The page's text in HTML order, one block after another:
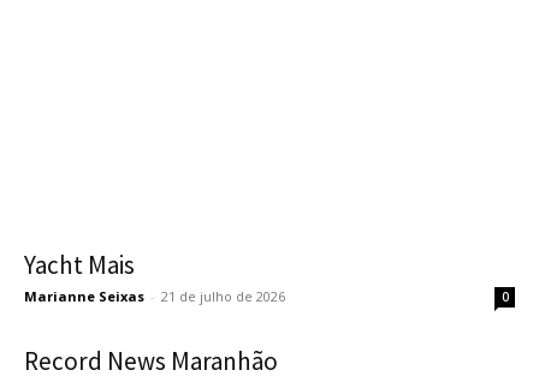
Yacht Mais
Marianne Seixas - 21 de julho de 2026 0
Record News Maranhão